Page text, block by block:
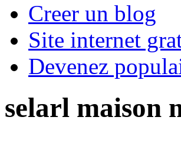
Creer un blog
Site internet
Devenez
selarl maison